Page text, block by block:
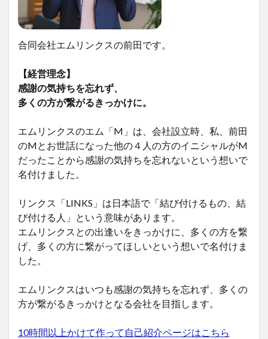
合同会社エムリンクスの前田です。
【経営理念】
感謝の気持ちを忘れず、
多くの方が繋がるきっかけに。
エムリンクスのエム「M」は、会社設立時、私、前田
のMとお世話になった他の４人の方のイニシャルがM
だったことから感謝の気持ちを忘れないという想いで
名付けました。
リンクス「LINKS」は日本語で「結び付けるもの、結
び付ける人」という意味があります。
エムリンクスとの出逢いをきっかけに、多くの方を繋
げ、多くの方に繋がってほしいという想いで名付けま
した。
エムリンクスはいつも感謝の気持ちを忘れず、多くの
方が繋がるきっかけとなる会社を目指します。
10時間以上かけて作って自己紹介ページはこちら